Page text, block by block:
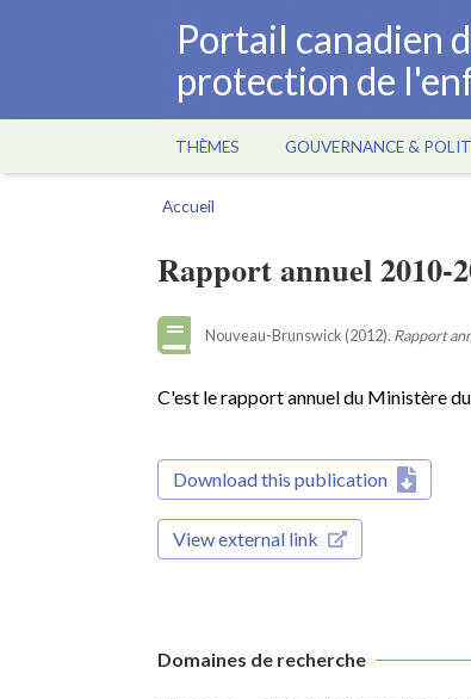
Portail canadien
protection de
Main
navigation
THÈMES GOUVERNANCE &
d'Ariane
Accueil
Rapport annuel 2010-
Nouveau-Brunswick (2012). Rapport
C'est le rapport annuel du Ministère
Download this publication
View external link
Domaines de recherche